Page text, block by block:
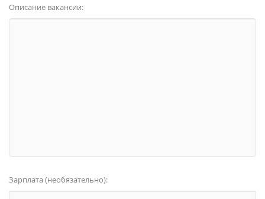
Описание вакансии:
Зарплата (необязательно):